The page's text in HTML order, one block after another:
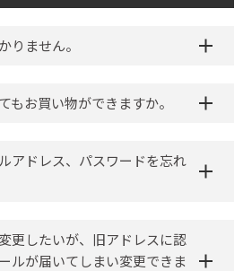
りません。
もお買い物ができますか。
アドレス、パスワードを忘れ
更したいが、旧アドレスに認
ルが届いてしまい変更できま